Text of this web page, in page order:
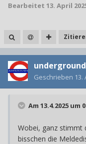
Bearbeitet 13. April
Geschrieben 13.
Am 13.4.2025 um
Wobei, ganz stimmt
bisschen die